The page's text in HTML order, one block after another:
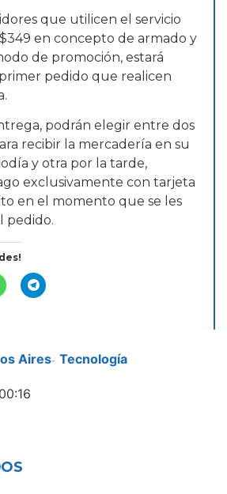
que utilicen el servicio
en concepto de armado y
de promoción, estará
pedido que realicen
podrán elegir entre dos
recibir la mercadería en su
y otra por la tarde,
exclusivamente con tarjeta
en el momento que se les
pedido.
Aires- Tecnología